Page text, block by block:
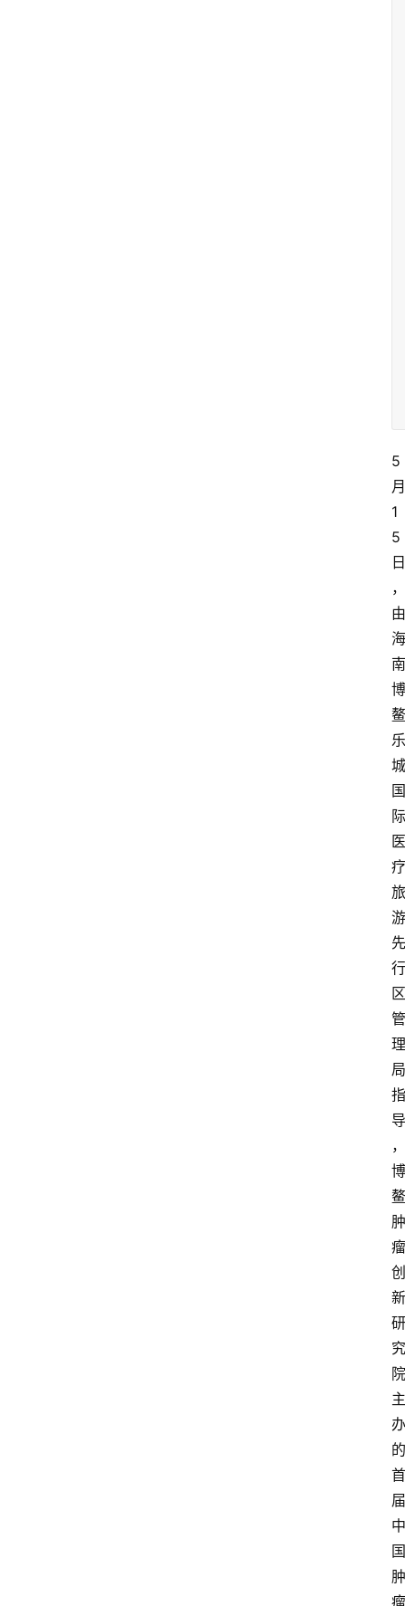
5
月
1
5
日
，
由
海
南
博
鳌
乐
城
国
际
医
疗
旅
游
先
行
区
管
理
局
指
导
，
博
鳌
肿
瘤
创
新
研
究
院
主
办
的
首
届
中
国
肿
瘤